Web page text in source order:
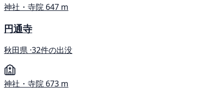
神社・寺院 647 m
円通寺
秋田県 ·32件の出没
神社・寺院 673 m